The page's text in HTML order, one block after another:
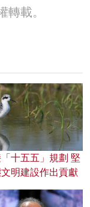
載。
十五五」規劃 堅
明建設作出貢獻